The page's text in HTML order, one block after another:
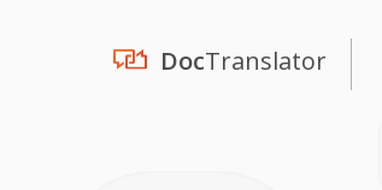
DocTranslator